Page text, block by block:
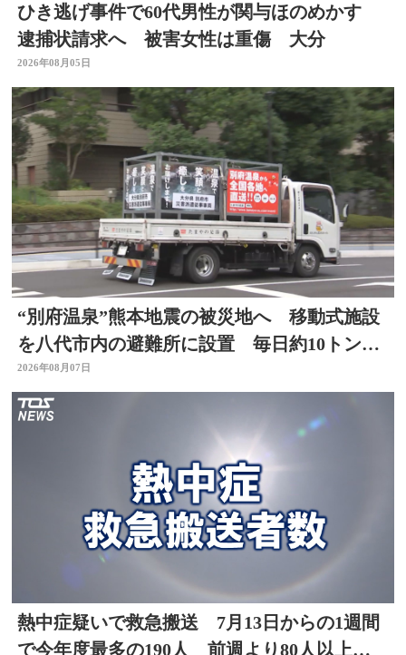
ひき逃げ事件で60代男性が関与ほのめかす
逮捕状請求へ 被害女性は重傷 大分
2026年08月05日
“別府温泉”熊本地震の被災地へ 移動式施設
を八代市内の避難所に設置 毎日約10トンの
温泉届ける 大分
2026年08月07日
熱中症疑いで救急搬送 7月13日からの1週間
で今年度最多の190人 前週より80人以上